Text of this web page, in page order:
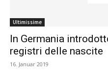
Ultimissime
In Germania
registri delle nascite
16. Januar 2019